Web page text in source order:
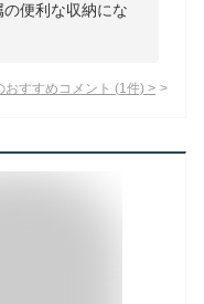
便利な収納にな
おすすめコメント (1 件) >